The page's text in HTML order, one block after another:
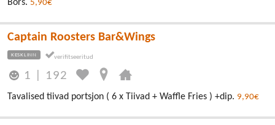
Borš. 5,90€
Captain Roosters Bar&Wings
KESKLINN
1 192
Tavalised tiivad portsjon ( 6 x Tiivad + Waffle Fries ) +dip. 9,90€